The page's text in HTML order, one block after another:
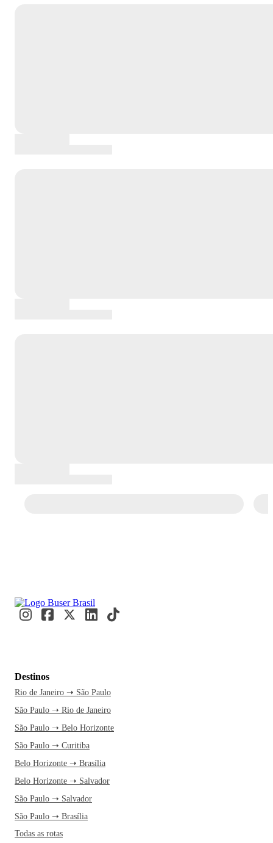
Destinos
Rio de Janeiro ➝ São Paulo
São Paulo ➝ Rio de Janeiro
São Paulo ➝ Belo Horizonte
São Paulo ➝ Curitiba
Belo Horizonte ➝ Brasília
Belo Horizonte ➝ Salvador
São Paulo ➝ Salvador
São Paulo ➝ Brasília
Todas as rotas